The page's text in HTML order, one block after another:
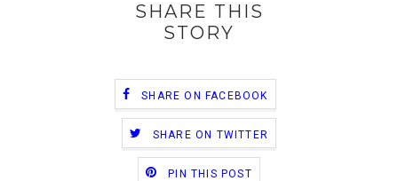
SHARE THIS
STORY
SHARE ON FACEBOOK
SHARE ON TWITTER
PIN THIS POST